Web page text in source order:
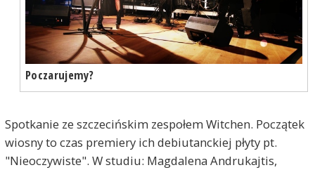
Poczarujemy?
Spotkanie ze szczecińskim zespołem Witchen. Początek
wiosny to czas premiery ich debiutanckiej płyty pt.
"Nieoczywiste". W studiu: Magdalena Andrukajtis,